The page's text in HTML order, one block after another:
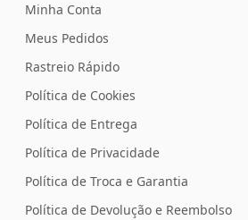
Minha Conta
Meus Pedidos
Rastreio Rápido
Política de Cookies
Política de Entrega
Política de Privacidade
Política de Troca e Garantia
Política de Devolução e Reembolso